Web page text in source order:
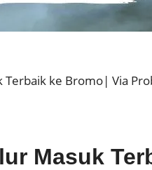
Terbaik ke Bromo| Via
Masuk